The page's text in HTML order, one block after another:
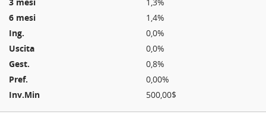
1,4%
0,0%
0,0%
0,8%
0,00%
500,00$